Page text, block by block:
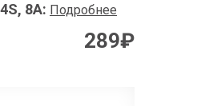
8A: Подробнее
289₽